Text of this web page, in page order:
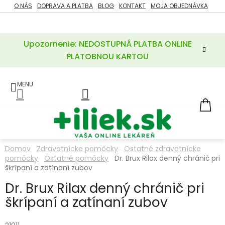
Prejsť
na
Upozornenie: NEDOSTUPNÁ PLATBA ONLINE
PLATOBNOU KARTOU
O NÁS DOPRAVA A PLATBA BLOG KONTAKT MOJA OBJEDNÁVKA
ZĽAVY
POTREBY
A
LIEKY
VITAMÍNY
A
MINERÁLY
KOZMETIKA
Domov Zdravotnícke pomôcky
Ostatné zdravotnícke
pomôcky
Ostatné pomôcky Dr. Brux Rilax denný chránič pri
škrípaní a zatínaní zubov
Dr. Brux Rilax denný chránič pri
škrípaní a zatínaní zubov